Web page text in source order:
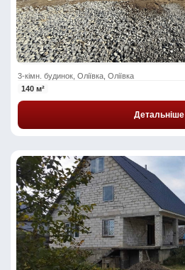
3-кімн. будинок, Оліївка, Оліївка
140 м²
Детальніше